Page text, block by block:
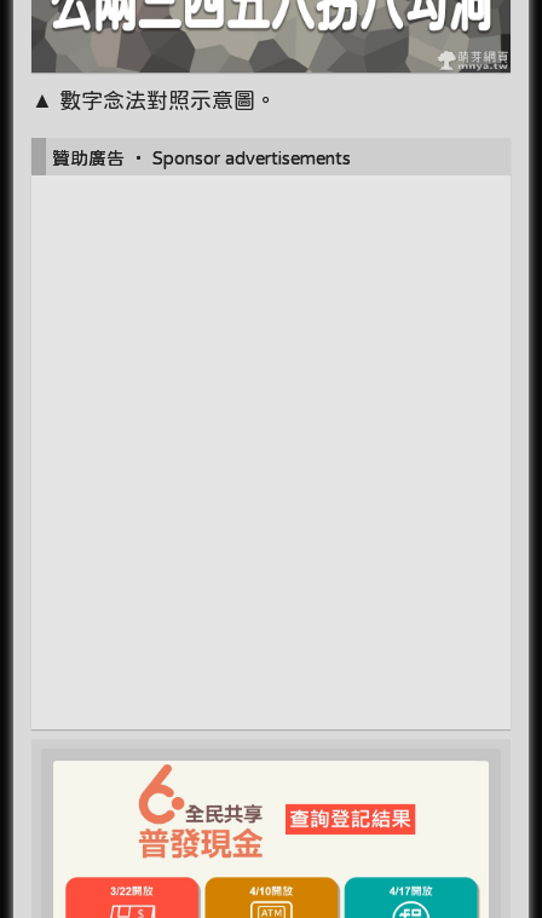
▲ 數字念法對照示意圖。
贊助廣告 ‧ Sponsor advertisements